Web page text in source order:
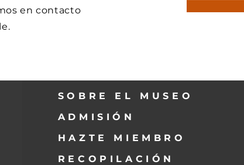
en contacto
SOBRE EL MUSEO
ADMISIÓN
HAZTE MIEMBRO
RECOPILACIÓN